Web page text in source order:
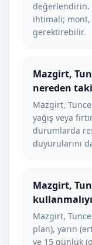
değerlendirin.
ihtimali; mont,
gerektirebilir.
Mazgirt,
nereden
Mazgirt,
yağış veya
durumlarda
duyurularını
Mazgirt,
Mazgirt,
plan), yarın
ve 15 günlük